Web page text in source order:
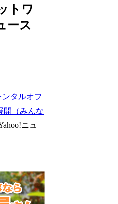
トワ
ース
タルオフ
開（みんな
ニュ